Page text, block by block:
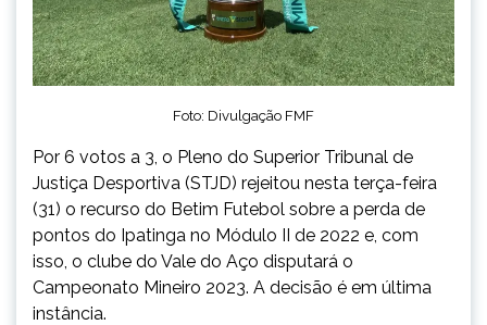
Foto: Divulgação FMF
Por 6 votos a 3, o Pleno do Superior Tribunal de
Justiça Desportiva (STJD) rejeitou nesta terça-feira
(31) o recurso do Betim Futebol sobre a perda de
pontos do Ipatinga no Módulo II de 2022 e, com
isso, o clube do Vale do Aço disputará o
Campeonato Mineiro 2023. A decisão é em última
instância.